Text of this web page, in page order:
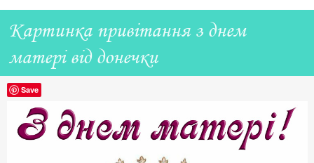
Картинка привітання з днем
матері від донечки
Save